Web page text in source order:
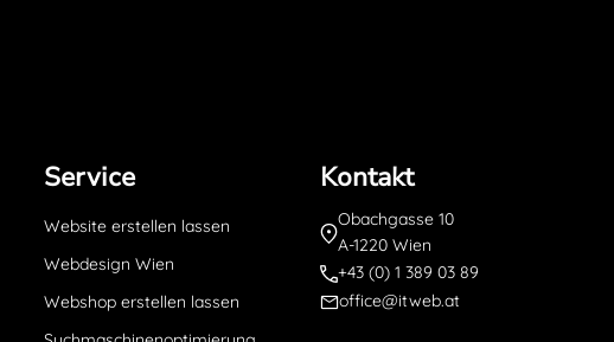
Service
Website erstellen lassen
Webdesign Wien
Webshop erstellen lassen
Kontakt
Obachgasse 10
A-1220 Wien
+43 (0) 1 389 03 89
office@itweb.at